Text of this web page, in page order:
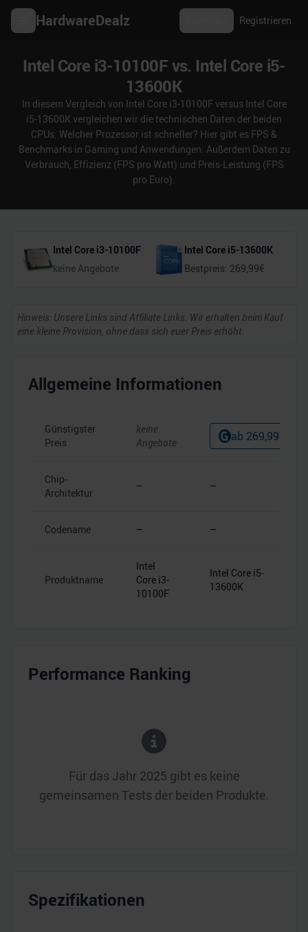
HardwareDealz Registrieren
Intel Core i3-10100F vs. Intel Core i5-
13600K
In diesem Vergleich von Intel Core i3-10100F versus Intel Core
i5-13600K vergleichen wir die technischen Daten der beiden
CPUs. Welcher Prozessor ist schneller? Hier gibt es FPS &
Benchmarks in Gaming und Anwendungen. Außerdem Daten zu
Verbrauch, Effizienz (FPS pro Watt) und Preis-Leistung (FPS
pro Euro).
Intel Core i3-10100F
keine Angebote
Intel Core i5-13600K
Bestpreis: 269,99€
Hinweis: Unsere Links sind Affiliate Links. Wir erhalten beim Kauf
eine kleine Provision, ohne dass sich euer Preis erhöht.
Allgemeine Informationen
Günstigster
Preis
keine
Angebote
ab 269,99€
Chip-
Architektur
– –
Codename – –
Produktname
Intel
Core i3-
10100F
Intel Core i5-
13600K
Performance Ranking
Für das Jahr 2025 gibt es keine
gemeinsamen Tests der beiden Produkte.
Spezifikationen